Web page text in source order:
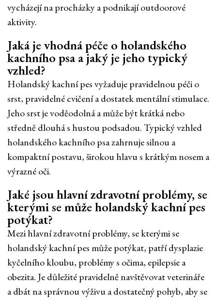
vycházejí na procházky a podnikají outdoorové
aktivity.
Jaká je vhodná péče o holandského
kachního psa a jaký je jeho typický
vzhled?
Holandský kachní pes vyžaduje pravidelnou péči o
srst, pravidelné cvičení a dostatek mentální stimulace.
Jeho srst je voděodolná a může být krátká nebo
středně dlouhá s hustou podsadou. Typický vzhled
holandského kachního psa zahrnuje silnou a
kompaktní postavu, širokou hlavu s krátkým nosem a
výrazné oči.
Jaké jsou hlavní zdravotní problémy, se
kterými se může holandský kachní pes
potýkat?
Mezi hlavní zdravotní problémy, se kterými se
holandský kachní pes může potýkat, patří dysplazie
kyčelního kloubu, problémy s očima, epilepsie a
obezita. Je důležité pravidelně navštěvovat veterináře
a dbát na správnou výživu a dostatečný pohyb, aby se